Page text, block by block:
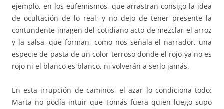
ejemplo, en los eufemismos, que arrastran consigo la idea
de ocultación de lo real; y no dejo de tener presente la
contundente imagen del cotidiano acto de mezclar el arroz
y la salsa, que forman, como nos señala el narrador, una
especie de pasta de un color terroso donde el rojo ya no es
rojo ni el blanco es blanco, ni volverán a serlo jamás.
En esta irrupción de caminos, el azar lo condiciona todo:
Marta no podía intuir que Tomás fuera quien luego supo